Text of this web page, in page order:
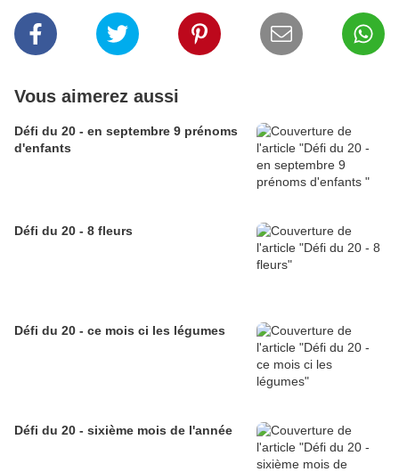
Vous aimerez aussi
Défi du 20 - en septembre 9 prénoms
d'enfants
Défi du 20 - 8 fleurs
Défi du 20 - ce mois ci les légumes
Défi du 20 - sixième mois de l'année